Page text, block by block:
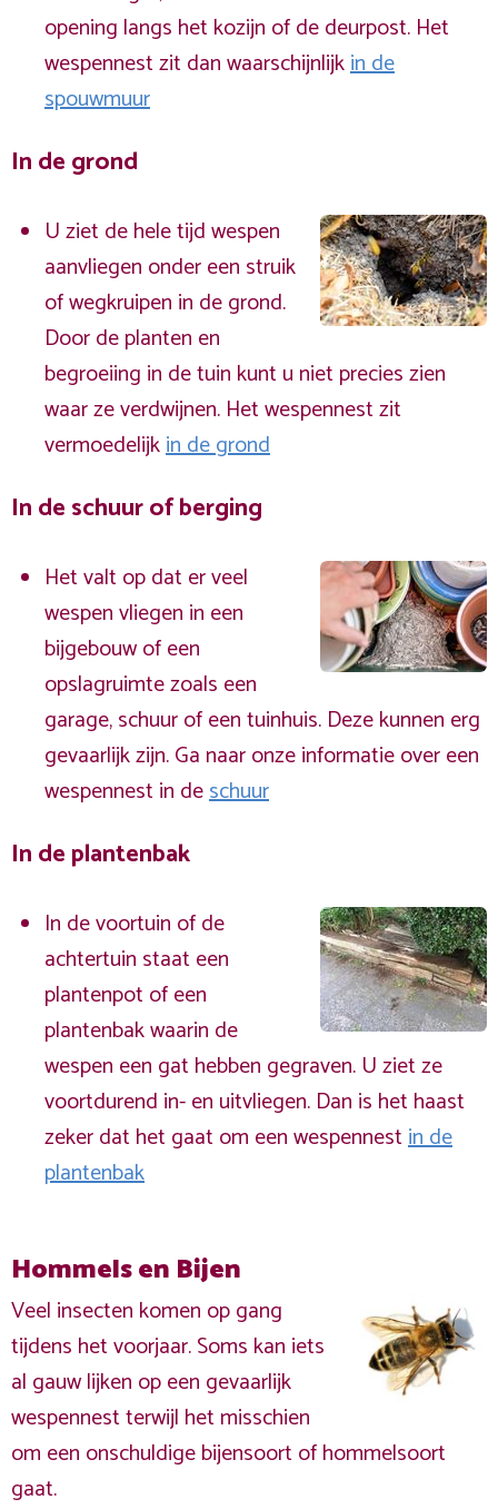
opening langs het kozijn of de deurpost. Het
wespennest zit dan waarschijnlijkin de
spouwmuur
In de grond
U ziet de hele tijd wespen
aanvliegen onder een struik
of wegkruipen in de grond.
Door de planten en
begroeiing in de tuin kunt u niet precies zien
waar ze verdwijnen. Het wespennest zit
vermoedelijkin de grond
In de schuur of berging
Het valt op dat er veel
wespen vliegen in een
bijgebouw of een
opslagruimte zoals een
garage, schuur of een tuinhuis. Deze kunnen erg
gevaarlijk zijn. Ga naar onze informatie over een
wespennest in deschuur
In de plantenbak
In de voortuin of de
achtertuin staat een
plantenpot of een
plantenbak waarin de
wespen een gat hebben gegraven. U ziet ze
voortdurend in- en uitvliegen. Dan is het haast
zeker dat het gaat om een wespennestin de
plantenbak
Hommels en Bijen
Veel insecten komen op gang
tijdens het voorjaar. Soms kan iets
al gauw lijken op een gevaarlijk
wespennest terwijl het misschien
om een onschuldige bijensoort of hommelsoort
gaat.